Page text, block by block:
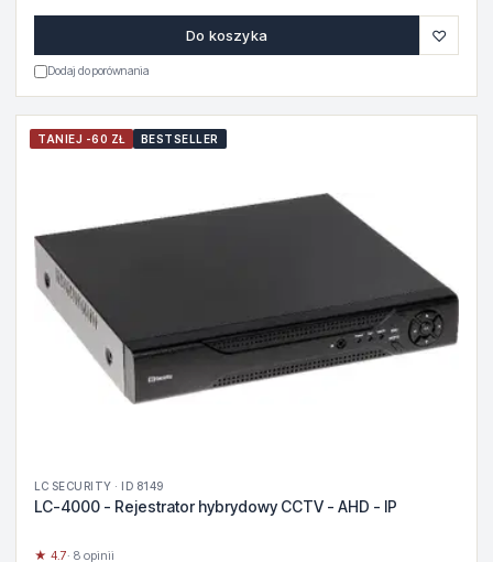
Do koszyka ♡
Dodaj do porównania
TANIEJ -60 ZŁ BESTSELLER
LC SECURITY · ID 8149
LC-4000 - Rejestrator hybrydowy CCTV - AHD - IP
★ 4.7· 8 opinii